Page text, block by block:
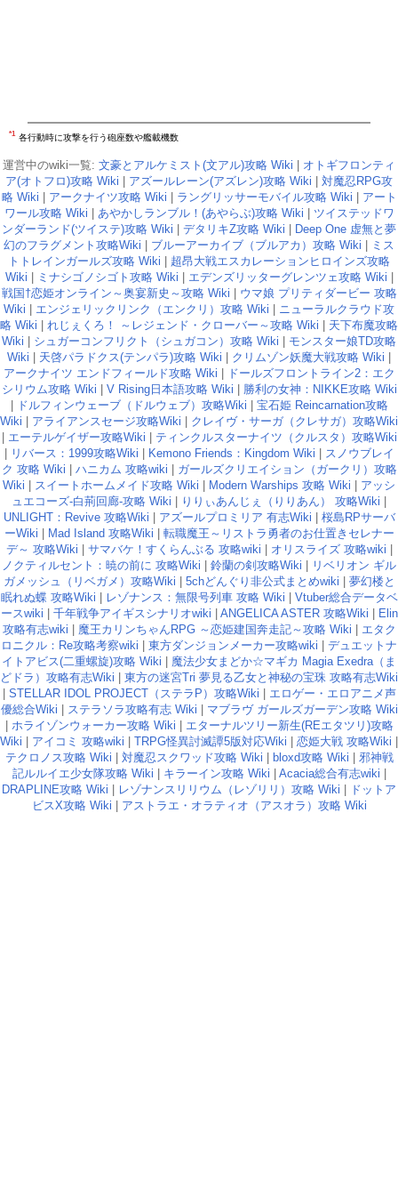
*1 各行動時に攻撃を行う砲座数や艦載機数
運営中のwiki一覧: 文豪とアルケミスト(文アル)攻略 Wiki
オトギフロンティ
ア(オトフロ)攻略 Wiki
アズールレーン(アズレン)攻略 Wiki
対魔忍RPG攻
略 Wiki
アークナイツ攻略 Wiki ラングリッサーモバイル攻略 Wiki
アート
ワール攻略 Wiki
あやかしランブル！(あやらぶ)攻略 Wiki
ツイステッドワ
ンダーランド(ツイステ)攻略 Wiki
デタリキZ攻略 Wiki
Deep One 虚無と夢
幻のフラグメント攻略Wiki
ブルーアーカイブ（ブルアカ）攻略 Wiki
ミス
トトレインガールズ攻略 Wiki
超昂大戦エスカレーションヒロインズ攻略
Wiki
ミナシゴノシゴト攻略 Wiki エデンズリッターグレンツェ攻略 Wiki
戦国†恋姫オンライン～奥宴新史～攻略 Wiki
ウマ娘 プリティダービー 攻略
Wiki
エンジェリックリンク（エンクリ）攻略 Wiki
ニューラルクラウド攻
略 Wiki
れじぇくろ！ ～レジェンド・クローバー～攻略 Wiki
天下布魔攻略
Wiki
シュガーコンフリクト（シュガコン）攻略 Wiki
モンスター娘TD攻略
Wiki
天啓パラドクス(テンパラ)攻略 Wiki クリムゾン妖魔大戦攻略 Wiki
アークナイツ エンドフィールド攻略 Wiki
ドールズフロントライン2：エク
シリウム攻略 Wiki
V Rising日本語攻略 Wiki
勝利の女神：NIKKE攻略 Wiki
ドルフィンウェーブ（ドルウェブ）攻略Wiki
宝石姫 Reincarnation攻略
Wiki
アライアンスセージ攻略Wiki
クレイヴ・サーガ（クレサガ）攻略Wiki
エーテルゲイザー攻略Wiki
ティンクルスターナイツ（クルスタ）攻略Wiki
リバース：1999攻略Wiki Kemono Friends：Kingdom Wiki
スノウブレイ
ク 攻略 Wiki
ハニカム 攻略wiki
ガールズクリエイション（ガークリ）攻略
Wiki
スイートホームメイド攻略 Wiki Modern Warships 攻略 Wiki
アッシ
ュエコーズ-白荊回廊-攻略 Wiki
りりぃあんじぇ（りりあん） 攻略Wiki
UNLIGHT：Revive 攻略Wiki
アズールプロミリア 有志Wiki
桜島RPサーバ
ーWiki
Mad Island 攻略Wiki
転職魔王～リストラ勇者のお仕置きセレナー
デ～ 攻略Wiki
サマバケ！すくらんぶる 攻略wiki オリスライズ 攻略wiki
ノクティルセント：暁の前に 攻略Wiki
鈴蘭の剣攻略Wiki
リベリオン ギル
ガメッシュ（リベガメ）攻略Wiki
5chどんぐり非公式まとめwiki
夢幻楼と
眠れぬ蝶 攻略Wiki
レゾナンス：無限号列車 攻略 Wiki
Vtuber総合データベ
ースwiki
千年戦争アイギスシナリオwiki ANGELICA ASTER 攻略Wiki
Elin
攻略有志wiki
魔王カリンちゃんRPG ～恋姫建国奔走記～攻略 Wiki
エタク
ロニクル：Re攻略考察wiki
東方ダンジョンメーカー攻略wiki
デュエットナ
イトアビス(二重螺旋)攻略 Wiki
魔法少女まどか☆マギカ Magia Exedra（ま
どドラ）攻略有志Wiki
東方の迷宮Tri 夢見る乙女と神秘の宝珠 攻略有志Wiki
STELLAR IDOL PROJECT（ステラP）攻略Wiki
エロゲー・エロアニメ声
優総合Wiki
ステラソラ攻略有志 Wiki
マブラヴ ガールズガーデン攻略 Wiki
ホライゾンウォーカー攻略 Wiki
エターナルツリー新生(REエタツリ)攻略
Wiki
アイコミ 攻略wiki TRPG怪異討滅譚5版対応Wiki 恋姫大戦 攻略Wiki
テクロノス攻略 Wiki
対魔忍スクワッド攻略 Wiki bloxd攻略 Wiki
邪神戦
記ルルイエ少女隊攻略 Wiki
キラーイン攻略 Wiki Acacia総合有志wiki
DRAPLINE攻略 Wiki
レゾナンスリリウム（レゾリリ）攻略 Wiki
ドットア
ビスX攻略 Wiki
アストラエ・オラティオ（アスオラ）攻略 Wiki